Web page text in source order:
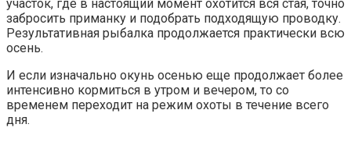
участок, где в настоящий момент охотится вся стая, точно
забросить приманку и подобрать подходящую проводку.
Результативная рыбалка продолжается практически всю
осень.
И если изначально окунь осенью еще продолжает более
интенсивно кормиться в утром и вечером, то со
временем переходит на режим охоты в течение всего
дня.